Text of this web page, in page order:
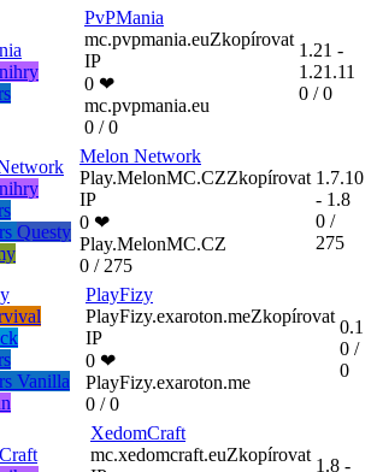
PvPMania
mc.pvpmania.euZkopírovat
IP
0 ❤
mc.pvpmania.eu
0 / 0
1.21 -
1.21.11
0 / 0
Questy
Melon Network
Play.MelonMC.CZZkopírovat
IP
0 ❤
Play.MelonMC.CZ
0 / 275
1.7.10
- 1.8
0 /
275
Vanilla
PlayFizy
PlayFizy.exaroton.meZkopírovat
IP
0 ❤
PlayFizy.exaroton.me
0 / 0
0.1
0 /
0
XedomCraft
mc.xedomcraft.euZkopírovat
1.8 -